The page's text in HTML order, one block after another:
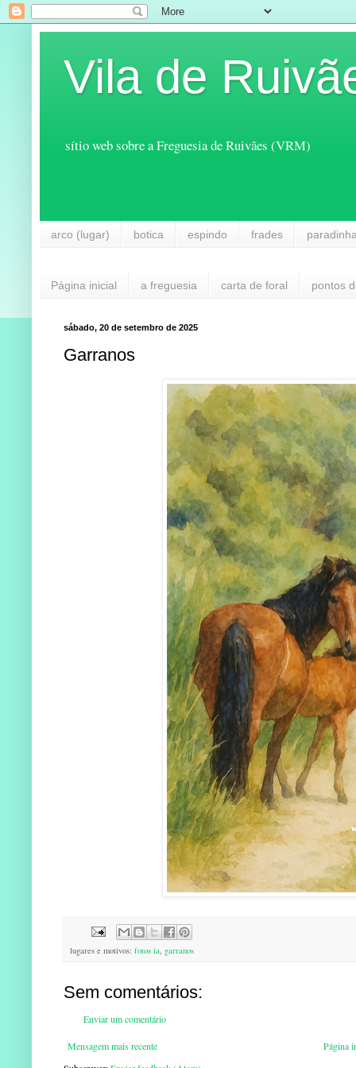
Vila de
sítio web sobre a Freguesia de Ruivães (VRM)
arco (lugar) botica espindo frades
Página inicial a freguesia carta de foral pontos
sábado, 20 de setembro de 2025
Garranos
lugares e motivos: fotos ia, garranos
Sem comentários:
Enviar um comentário
Mensagem mais recente
Página